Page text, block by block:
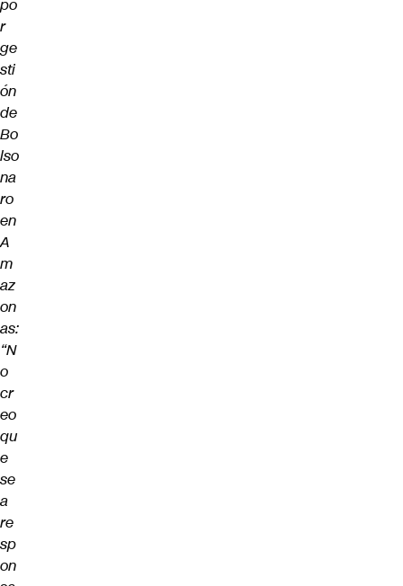
po
r
ge
sti
ón
de
Bo
lso
na
ro
en
A
m
az
on
as:
“N
o
cr
eo
qu
e
se
a
re
sp
on